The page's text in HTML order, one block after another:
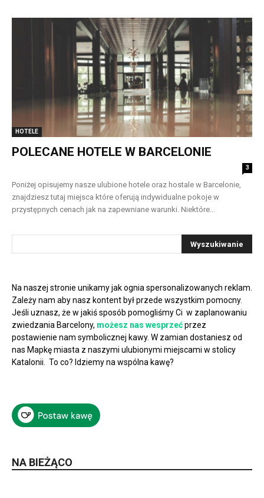
HOTELE
POLECANE HOTELE W BARCELONIE
3
Poniżej opisujemy nasze ulubione hotele oraz hostale w Barcelonie,
znajdziesz tutaj miejsca które oferują indywidualne pokoje w
przystępnych cenach jak na zapewniane warunki. Niektóre...
Na naszej stronie unikamy jak ognia spersonalizowanych reklam.
Zależy nam aby nasz kontent był przede wszystkim pomocny.
Jeśli uznasz, że w jakiś sposób pomogliśmy Ci w zaplanowaniu
zwiedzania Barcelony, możesz nas wesprzećprzez
postawienie nam symbolicznej kawy. W zamian dostaniesz od
nas Mapkę miasta z naszymi ulubionymi miejscami w stolicy
Katalonii. To co? Idziemy na wspólna kawę?
NA BIEŻĄCO